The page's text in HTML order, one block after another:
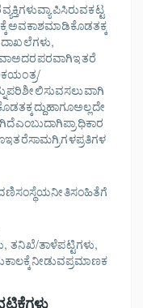
ದಾಖಲೆಗಳು,
ತನಿಖೆ/ತಾಳೆಪಟ್ಟಿಗಳು,